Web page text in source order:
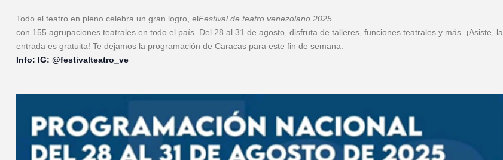
Todo el teatro en pleno celebra un gran logro, elFestival de teatro venezolano 2025
con 155 agrupaciones teatrales en todo el país. Del 28 al 31 de agosto, disfruta de talleres, funciones teatrales y más. ¡Asiste, la
entrada es gratuita! Te dejamos la programación de Caracas para este fin de semana.
Info: IG: @festivalteatro_ve